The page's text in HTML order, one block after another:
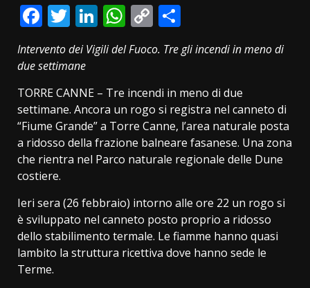
Facebook
Twitter
LinkedIn
WhatsApp
Copy
Link
Intervento dei Vigili del Fuoco. Tre gli incendi in meno di
due settimane
TORRE CANNE – Tre incendi in meno di due
settimane. Ancora un rogo si registra nel canneto di
“Fiume Grande” a Torre Canne, l’area naturale posta
a ridosso della frazione balneare fasanese. Una zona
che rientra nel Parco naturale regionale delle Dune
costiere.
Ieri sera (26 febbraio) intorno alle ore 22 un rogo si
è sviluppato nel canneto posto proprio a ridosso
dello stabilimento termale. Le fiamme hanno quasi
lambito la struttura ricettiva dove hanno sede le
Terme.